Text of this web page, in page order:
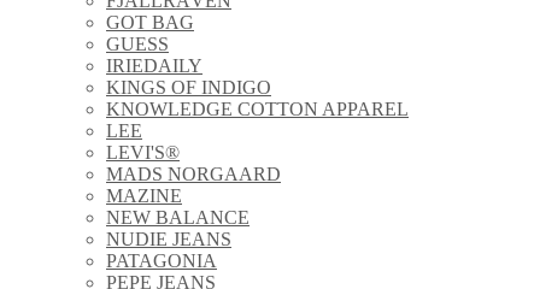
GOT BAG
GUESS
IRIEDAILY
KINGS OF INDIGO
KNOWLEDGE COTTON APPAREL
LEE
LEVI'S®
MADS NORGAARD
MAZINE
NEW BALANCE
NUDIE JEANS
PATAGONIA
PEPE JEANS